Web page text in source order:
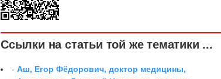
Ссылки на статьи той же тематики ...
-Аш, Егор Фёдорович, доктор медицины,